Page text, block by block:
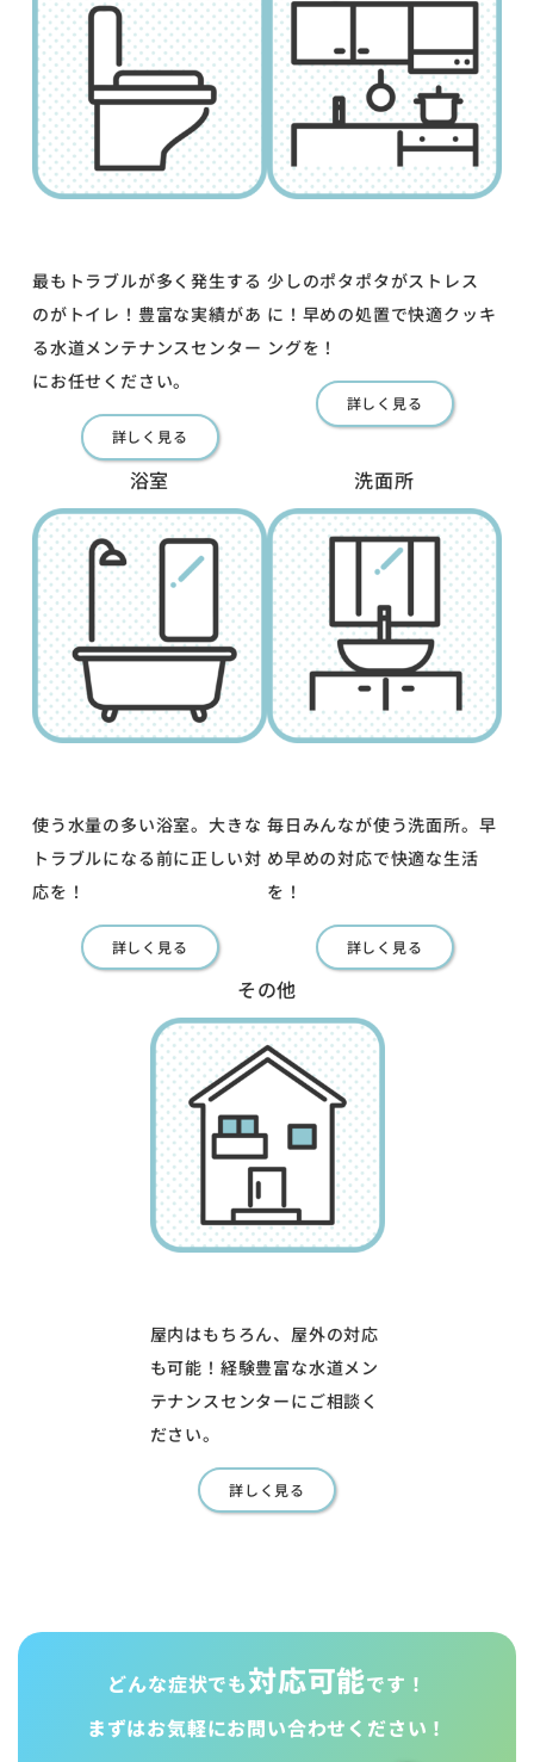
最もトラブルが多く発生する
のがトイレ！豊富な実績があ
る水道メンテナンスセンター
にお任せください。
詳しく見る
少しのポタポタがストレス
に！早めの処置で快適クッキ
ングを！
詳しく見る
浴室
使う水量の多い浴室。大きな
トラブルになる前に正しい対
応を！
詳しく見る
洗面所
毎日みんなが使う洗面所。早
め早めの対応で快適な生活
を！
詳しく見る
その他
屋内はもちろん、屋外の対応
も可能！経験豊富な水道メン
テナンスセンターにご相談く
ださい。
詳しく見る
どんな症状でも対応可能です！
まずはお気軽にお問い合わせください！